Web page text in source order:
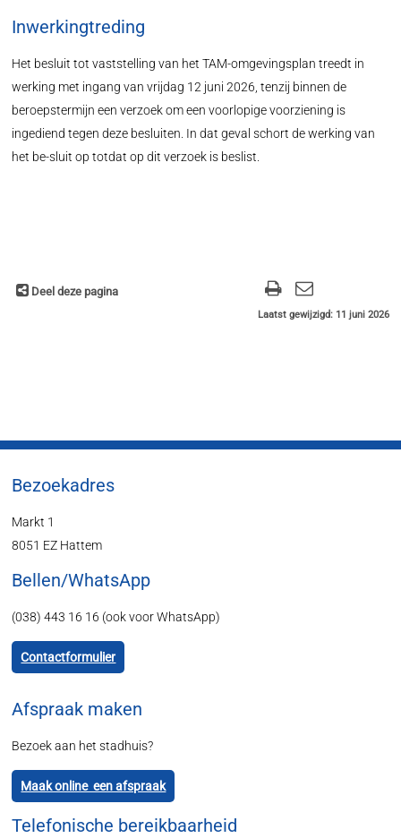
Inwerkingtreding
Het besluit tot vaststelling van het TAM-omgevingsplan treedt in
werking met ingang van vrijdag 12 juni 2026, tenzij binnen de
beroepstermijn een verzoek om een voorlopige voorziening is
ingediend tegen deze besluiten. In dat geval schort de werking van
het be-sluit op totdat op dit verzoek is beslist.
Deel deze pagina
Laatst gewijzigd: 11 juni 2026
Bezoekadres
Markt 1
8051 EZ Hattem
Bellen/WhatsApp
(038) 443 16 16 (ook voor WhatsApp)
Contactformulier
Afspraak maken
Bezoek aan het stadhuis?
Maak online een afspraak
Telefonische bereikbaarheid